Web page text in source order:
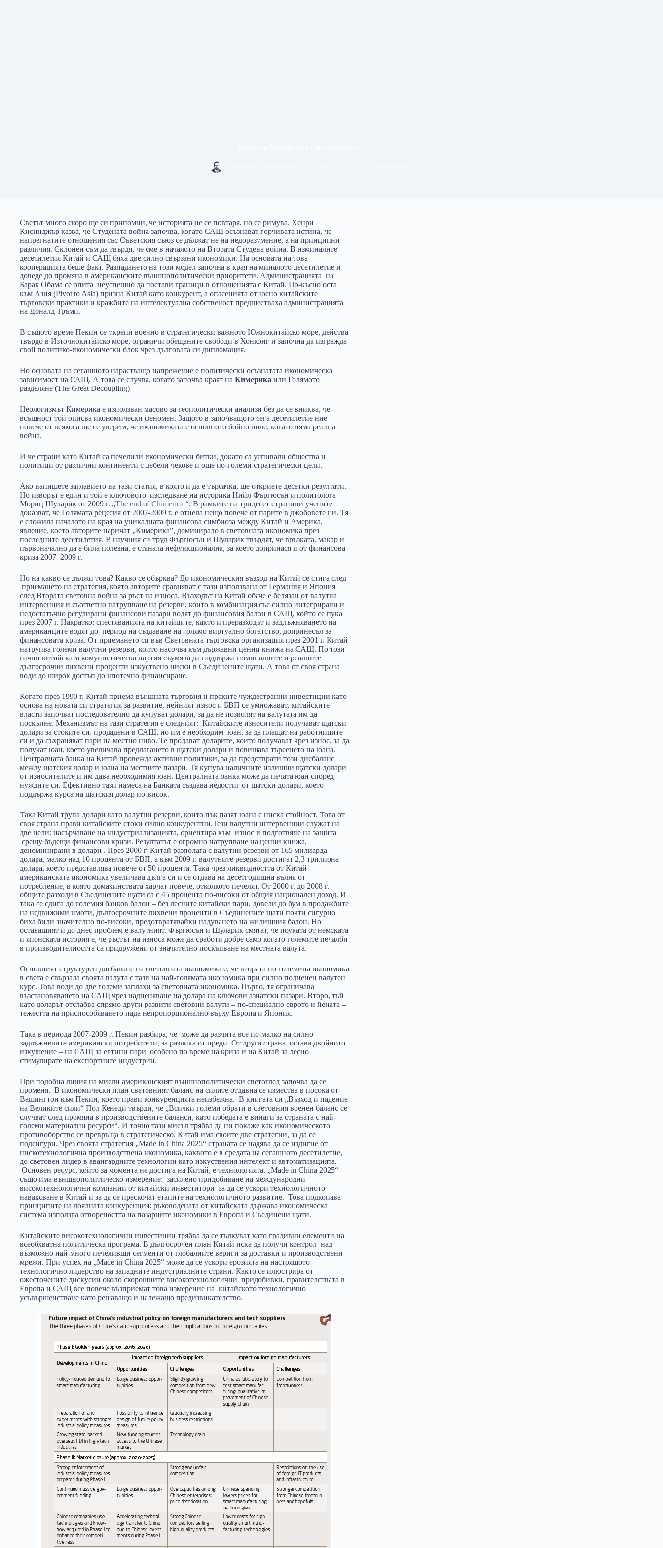
Светът много скоро ще си припомни, че историята не се повтаря, но се римува. Хенри
Кисинджър казва, че Студената война започва, когато САЩ осъзнават горчивата истина, че
напрегнатите отношения със Съветския съюз се дължат не на недоразумение, а на принципни
различия. Склонен съм да твърдя, че сме в началото на Втората Студена война. В изминалите
десетилетия Китай и САЩ бяха две силно свързани икономики. На основата на това
кооперацията беше факт. Разпадането на този модел започна в края на миналото десетилетие и
доведе до промяна в американските външнополитически приоритети. Администрацията на
Барак Обама се опита неуспешно да постави граници в отношенията с Китай. По-късно оста
към Азия (Pivot to Asia) призна Китай като конкурент, а опасенията относно китайските
търговски практики и кражбите на интелектуална собственост предшестваха администрацията
на Доналд Тръмп.
В същото време Пекин се укрепи военно в стратегически важното Южнокитайско море, действа
твърдо в Източнокитайско море, ограничи обещаните свободи в Хонконг и започна да изгражда
свой политико-икономически блок чрез дълговата си дипломация.
Но основата на сегашното нарастващо напрежение е политически осъзнатата икономическа
зависимост на САЩ. А това се случва, когато започва краят на Кимерика или Голямото
разделяне (The Great Decoupling)
Неологизмът Кимерика е използван масово за геополитически анализи без да се вниква, че
всъщност той описва икономически феномен. Защото в започващото сега десетилетие ние
повече от всякога ще се уверим, че икономиката е основното бойно поле, когато няма реална
война.
И че страни като Китай са печелили икономически битки, докато са успивали общества и
политици от различни континенти с дебели чекове и още по-големи стратегически цели.
Ако напишете заглавието на тази статия, в която и да е търсачка, ще откриете десетки резултати.
Но изворът е един и той е ключовото изследване на историка Нийл Фъргюсън и политолога
Мориц Шуларик от 2009 г. „The end of Chimerica “. В рамките на тридесет страници учените
доказват, че Голямата рецесия от 2007-2009 г. е отнела нещо повече от парите в джобовете ни. Тя
е сложила началото на края на уникалната финансова симбиоза между Китай и Америка,
явление, което авторите наричат ​​„Кимерика”, доминирало в световната икономика през
последните десетилетия. В научния си труд Фъргюсън и Шуларик твърдят, че връзката, макар и
първоначално да е била полезна, е станала нефункционална, за което допринася и от финансова
криза 2007–2009 г.
Но на какво се дължи това? Какво се обърква? До икономическия възход на Китай се стига след
приемането на стратегия, която авторите сравняват с тази използвана от Германия и Япония
след Втората световна война за ръст на износа. Възходът на Китай обаче е белязан от валутна
интервенция и съответно натрупване на резерви, които в комбинация със силно интегрирани и
недостатъчно регулирани финансови пазари водят до финансовия балон в САЩ, който се пука
през 2007 г. Накратко: спестяванията на китайците, както и преразходът и задлъжняването на
американците водят до период на създаване на голямо виртуално богатство, допринесъл за
финансовата криза. От приемането си във Световната търговска организация през 2001 г. Китай
натрупва големи валутни резерви, които насочва към държавни ценни книжа на САЩ. По този
начин китайската комунистическа партия съумява да поддържа номиналните и реалните
дългосрочни лихвени проценти изкуствено ниски в Съединените щати. А това от своя страна
води до широк достъп до ипотечно финансиране.
Когато през 1990 г. Китай приема външната търговия и преките чуждестранни инвестиции като
основа на новата си стратегия за развитие, нейният износ и БВП се умножават, китайските
власти започват последователно да купуват долари, за да не позволят на валутата им да
поскъпне. Механизмът на тази стратегия е следният: Китайските износители получават щатски
долари за стоките си, продадени в САЩ, но им е необходим юан, за да плащат на работниците
си и да съхраняват пари на местно ниво. Те продават доларите, които получават чрез износ, за да
получат юан, което увеличава предлагането в щатски долари и повишава търсенето на юана.
Централната банка на Китай провежда активни политики, за да предотврати този дисбаланс
между щатския долар и юана на местните пазари. Тя купува наличните излишни щатски долари
от износителите и им дава необходимия юан. Централната банка може да печата юан според
нуждите си. Ефективно тази намеса на Банката създава недостиг от щатски долари, което
поддържа курса на щатския долар по-висок.
Така Китай трупа долари като валутни резерви, които пък пазят юана с ниска стойност. Това от
своя страна прави китайските стоки силно конкурентни.Тези валутни интервенции служат на
две цели: насърчаване на индустриализацията, ориентира към износ и подготвяне на защита
срещу бъдещи финансови кризи. Резултатът е огромно натрупване на ценни книжа,
деноминирани в долари . През 2000 г. Китай разполага с валутни резерви от 165 милиарда
долара, малко над 10 процента от БВП, а към 2009 г. валутните резерви достигат 2,3 трилиона
долара, което представлява повече от 50 процента. Така чрез ликвидността от Китай
американската икономика увеличава дълга си и се отдава на десетгодишна вълна от
потребление, в която домакинствата харчат повече, отколкото печелят. От 2000 г. до 2008 г.
общите разходи в Съединените щати са с 45 процента по-високи от общия национален доход. И
така се сдига до големия банков балон – без лесните китайски пари, довели до бум в продажбите
на недвижими имоти, дългосрочните лихвени проценти в Съединените щати почти сигурно
биха били значително по-високи, предотвратявайки надуването на жилищния балон. Но
оставащият и до днес проблем е валутният. Фъргюсън и Шуларик смятат, че поуката от немската
и японската история е, че ръстът на износа може да сработи добре само когато големите печалби
в производителността са придружени от значително поскъпване на местната валута.
Основният структурен дисбаланс на световната икономика е, че втората по големина икономика
в света е свързала своята валута с тази на най-голямата икономика при силно подценен валутен
курс. Това води до две големи заплахи за световната икономика. Първо, тя ограничава
възстановяването на САЩ чрез надценяване на долара на ключови азиатски пазари. Второ, тъй
като доларът отслабва спрямо други развити световни валути – по-специално еврото и йената –
тежестта на приспособяването пада непропорционално върху Европа и Япония.
Така в периода 2007-2009 г. Пекин разбира, че може да разчита все по-малко на силно
задлъжнелите американски потребители, за разлика от преди. От друга страна, остава двойното
изкушение – на САЩ за евтини пари, особено по време на криза и на Китай за лесно
стимулирате на експортните индустрии.
При подобна линия на мисли американският външнополитически светоглед започва да се
променя. В икономически план световният баланс на силите отдавна се измества в посока от
Вашингтон към Пекин, което прави конкуренцията неизбежна. В книгата си „Възход и падение
на Великите сили“ Пол Кенеди твърди, че „Всички големи обрати в световния военен баланс се
случват след промяна в производствените баланси, като победата е винаги за страната с най-
големи материални ресурси“. И точно тази мисъл трябва да ни покаже как икономическото
противоборство се превръща в стратегическо. Китай има своите две стратегии, за да се
подсигури. Чрез своята стратегия „Made in China 2025“ страната се надява да се издигне от
нискотехнологична производствена икономика, каквото е в средата на сегашното десетилетие,
до световен лидер в авангардните технологии като изкуствения интелект и автоматизацията.
Основен ресурс, който за момента не достига на Китай, е технологията. „Made in China 2025“
също има външнополитическо измерение: засилено придобиване на международни
високотехнологични компании от китайски инвеститори за да се ускори технологичното
наваксване в Китай и за да се прескочат етапите на технологичното развитие. Това подкопава
принципите на лоялната конкуренция: ръководената от китайската държава икономическа
система използва отвореността на пазарните икономики в Европа и Съединени щати.
Китайските високотехнологични инвестиции трябва да се тълкуват като градивни елементи на
всеобхватна политическа програма. В дългосрочен план Китай иска да получи контрол над
възможно най-много печеливши сегменти от глобалните вериги за доставки и производствени
мрежи. При успех на „Made in China 2025“ може да се ускори ерозията на настоящото
технологично лидерство на западните индустриалните страни. Както се илюстрира от
ожесточените дискусии около скорошните високотехнологични придобивки, правителствата в
Европа и САЩ все повече възприемат това измерение на китайското технологично
усъвършенстване като решаващо и належащо предизвикателство.